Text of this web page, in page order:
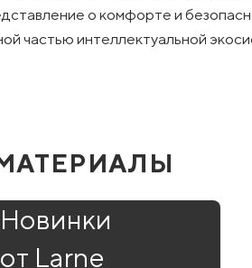
о комфорте и
частью интеллектуальной
Новинки
от Larne